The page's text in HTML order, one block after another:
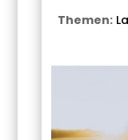
Themen: